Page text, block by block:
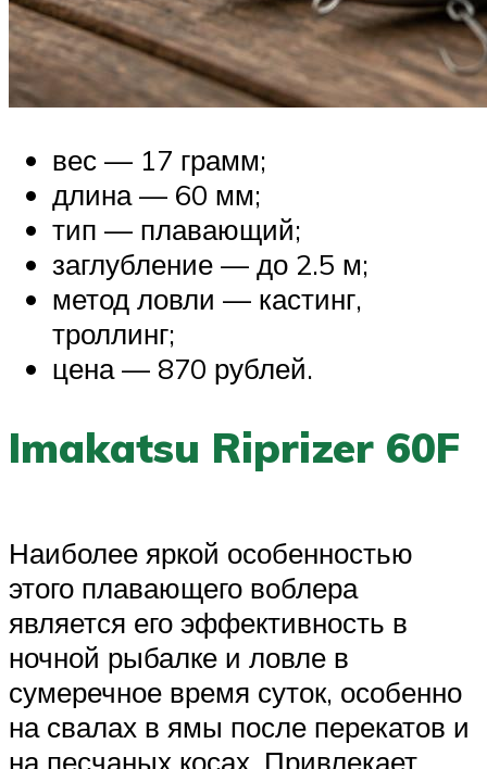
вес — 17 грамм;
длина — 60 мм;
тип — плавающий;
заглубление — до 2.5 м;
метод ловли — кастинг,
троллинг;
цена — 870 рублей.
Imakatsu Riprizer 60F
Наиболее яркой особенностью
этого плавающего воблера
является его эффективность в
ночной рыбалке и ловле в
сумеречное время суток, особенно
на свалах в ямы после перекатов и
на песчаных косах. Привлекает